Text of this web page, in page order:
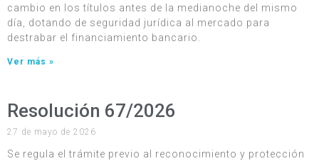
cambio en los títulos antes de la medianoche del mismo
día, dotando de seguridad jurídica al mercado para
destrabar el financiamiento bancario.
Ver más »
Resolución 67/2026
27 de mayo de 2026
Se regula el trámite previo al reconocimiento y protección